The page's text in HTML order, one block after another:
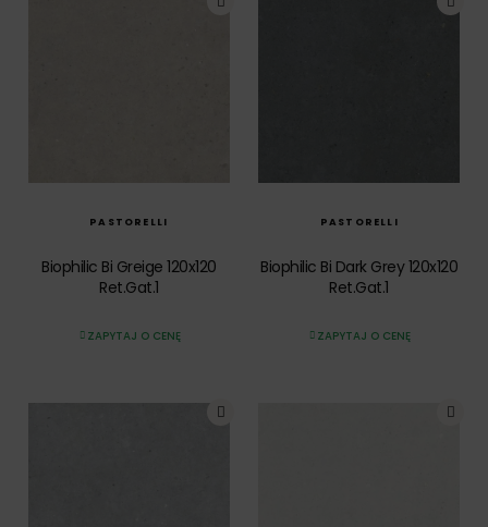
PASTORELLI
Biophilic Bi Greige 120x120
Ret.Gat.1
ZAPYTAJ O CENĘ
SZYBKI PODGLĄD
PASTORELLI
Biophilic Bi Dark Grey 120x120
Ret.Gat.1
ZAPYTAJ O CENĘ
SZYBKI PODGLĄD